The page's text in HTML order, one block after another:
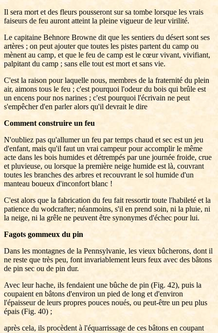
Il sera mort et des fleurs pousseront sur sa tombe lorsque les vrais
faiseurs de feu auront atteint la pleine vigueur de leur virilité.
Le capitaine Behnore Browne dit que les sentiers du désert sont ses
artères ; on peut ajouter que toutes les pistes partent du camp ou
mènent au camp, et que le feu de camp est le cœur vivant, vivifiant,
palpitant du camp ; sans elle tout est mort et sans vie.
C'est la raison pour laquelle nous, membres de la fraternité du plein
air, aimons tous le feu ; c'est pourquoi l'odeur du bois qui brûle est
un encens pour nos narines ; c'est pourquoi l'écrivain ne peut
s'empêcher d'en parler alors qu'il devrait le dire
Comment construire un feu
N'oubliez pas qu'allumer un feu par temps chaud et sec est un jeu
d'enfant, mais qu'il faut un vrai campeur pour accomplir le même
acte dans les bois humides et détrempés par une journée froide, crue
et pluvieuse, ou lorsque la première neige humide est là, couvrant
toutes les branches des arbres et recouvrant le sol humide d'un
manteau boueux d'inconfort blanc !
C'est alors que la fabrication du feu fait ressortir toute l'habileté et la
patience du wodcrafter; néanmoins, s'il en prend soin, ni la pluie, ni
la neige, ni la grêle ne peuvent être synonymes d'échec pour lui.
Fagots gommeux du pin
Dans les montagnes de la Pennsylvanie, les vieux bûcherons, dont il
ne reste que très peu, font invariablement leurs feux avec des bâtons
de pin sec ou de pin dur.
Avec leur hache, ils fendaient une bûche de pin (Fig. 42), puis la
coupaient en bâtons d'environ un pied de long et d'environ
l'épaisseur de leurs propres pouces noués, ou peut-être un peu plus
épais (Fig. 40) ;
après cela, ils procèdent à l'équarrissage de ces bâtons en coupant